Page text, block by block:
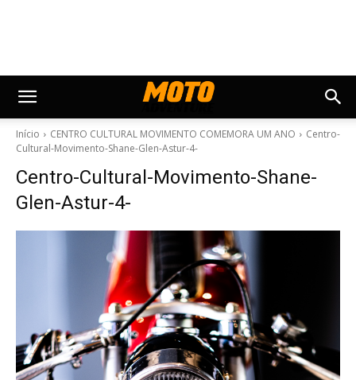
Início CENTRO CULTURAL MOVIMENTO COMEMORA UM ANO
Centro-
Cultural-Movimento-Shane-Glen-Astur-4-
Centro-Cultural-Movimento-Shane-
Glen-Astur-4-